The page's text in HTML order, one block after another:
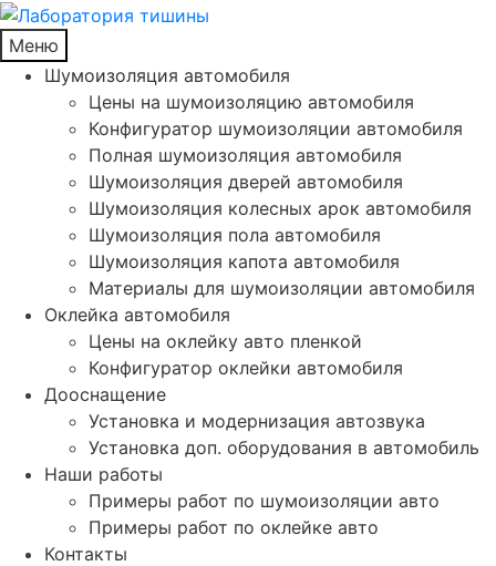
Меню
Шумоизоляция автомобиля
Цены на шумоизоляцию автомобиля
Конфигуратор шумоизоляции автомобиля
Полная шумоизоляция автомобиля
Шумоизоляция дверей автомобиля
Шумоизоляция колесных арок автомобиля
Шумоизоляция пола автомобиля
Шумоизоляция капота автомобиля
Материалы для шумоизоляции автомобиля
Оклейка автомобиля
Цены на оклейку авто пленкой
Конфигуратор оклейки автомобиля
Дооснащение
Установка и модернизация автозвука
Установка доп. оборудования в автомобиль
Наши работы
Примеры работ по шумоизоляции авто
Примеры работ по оклейке авто
Контакты